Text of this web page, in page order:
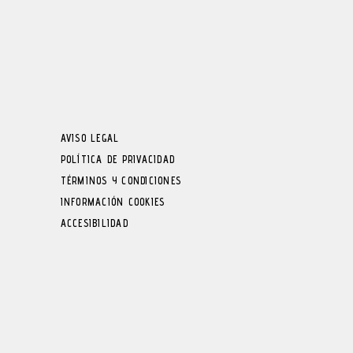
AVISO LEGAL
POLÍTICA DE PRIVACIDAD
TÉRMINOS Y CONDICIONES
INFORMACIÓN COOKIES
ACCESIBILIDAD